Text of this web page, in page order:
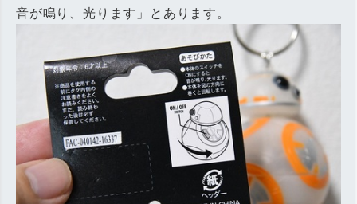
音が鳴り、光ります」とあります。